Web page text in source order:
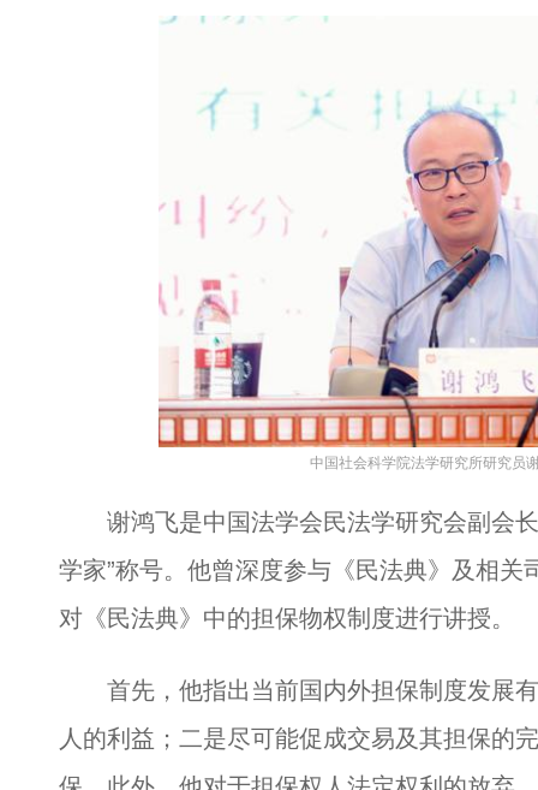
中国社会科学院法学研究所研究员
谢鸿飞是中国法学会民法学研究会副会长
学家”称号。他曾深度参与《民法典》及相
对《民法典》中的担保物权制度进行讲授。
首先，他指出当前国内外担保制度发展有
人的利益；二是尽可能促成交易及其担保的